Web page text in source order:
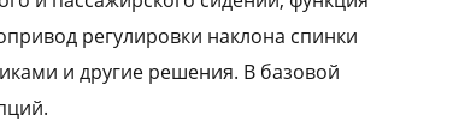
регулировки наклона спинки
и другие решения. В базовой